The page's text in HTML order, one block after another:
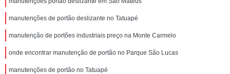
manutenções de portão deslizante no Tatuapé
manutenção de portões industriais preço na Monte Carmelo
onde encontrar manutenção de portão no Parque São Lucas
manutenções de portão no Tatuapé